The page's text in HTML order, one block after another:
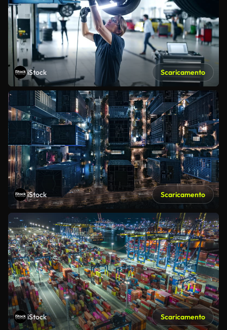
iStock Scaricamento
iStock Scaricamento
iStock Scaricamento